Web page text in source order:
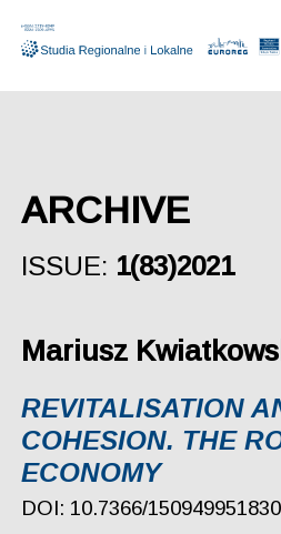
ARCHIVE
ISSUE: 1(83)2021
Mariusz
REVITALISATION
COHESION. THE
ECONOMY
DOI: 10.7366/